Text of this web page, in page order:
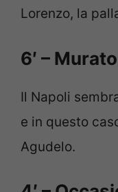
Lorenzo, la
6′ –
Il Napoli
e in questo
Agudelo.